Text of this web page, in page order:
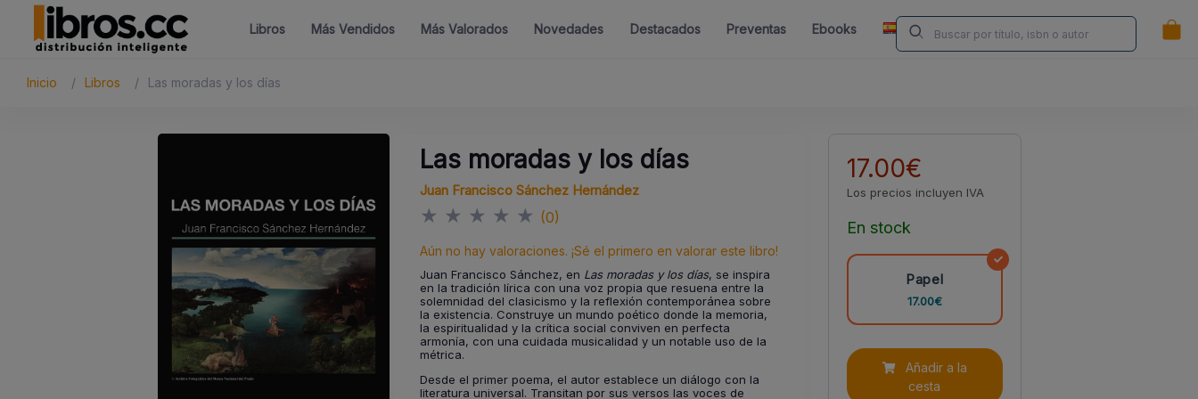
Libros Más Vendidos Más Valorados Novedades Destacados Preventas Ebooks Librerías Contacta ¿Eres Autor/a?
ES
Inicio Libros Las moradas y los días
Las moradas y los días
Juan Francisco Sánchez Hernández
★ ★ ★ ★ ★ (0)
Aún no hay valoraciones. ¡Sé el primero en valorar este libro!
Juan Francisco Sánchez, en Las moradas y los días, se inspira
en la tradición lírica con una voz propia que resuena entre la
solemnidad del clasicismo y la reflexión contemporánea sobre
la existencia. Construye un mundo poético donde la memoria,
la espiritualidad y la crítica social conviven en perfecta
armonía, con una cuidada musicalidad y un notable uso de la
métrica.
Desde el primer poema, el autor establece un diálogo con la
literatura universal. Transitan por sus versos las voces de
17.00€
Los precios incluyen IVA
En stock
Papel
17.00€
cesta